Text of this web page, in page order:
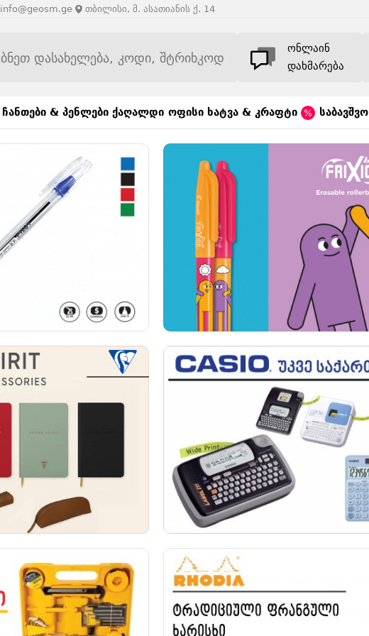
info@geosm.ge თბილისი, მ. ასათიანის ქ. 14
ონლაინ
დახმარება
ჩანთები & პენლები ქაღალდი ოფისი ხატვა & კრაფტი საბავშვო